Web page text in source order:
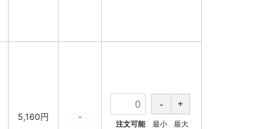
5,160円 -
注文可能
最小
最大